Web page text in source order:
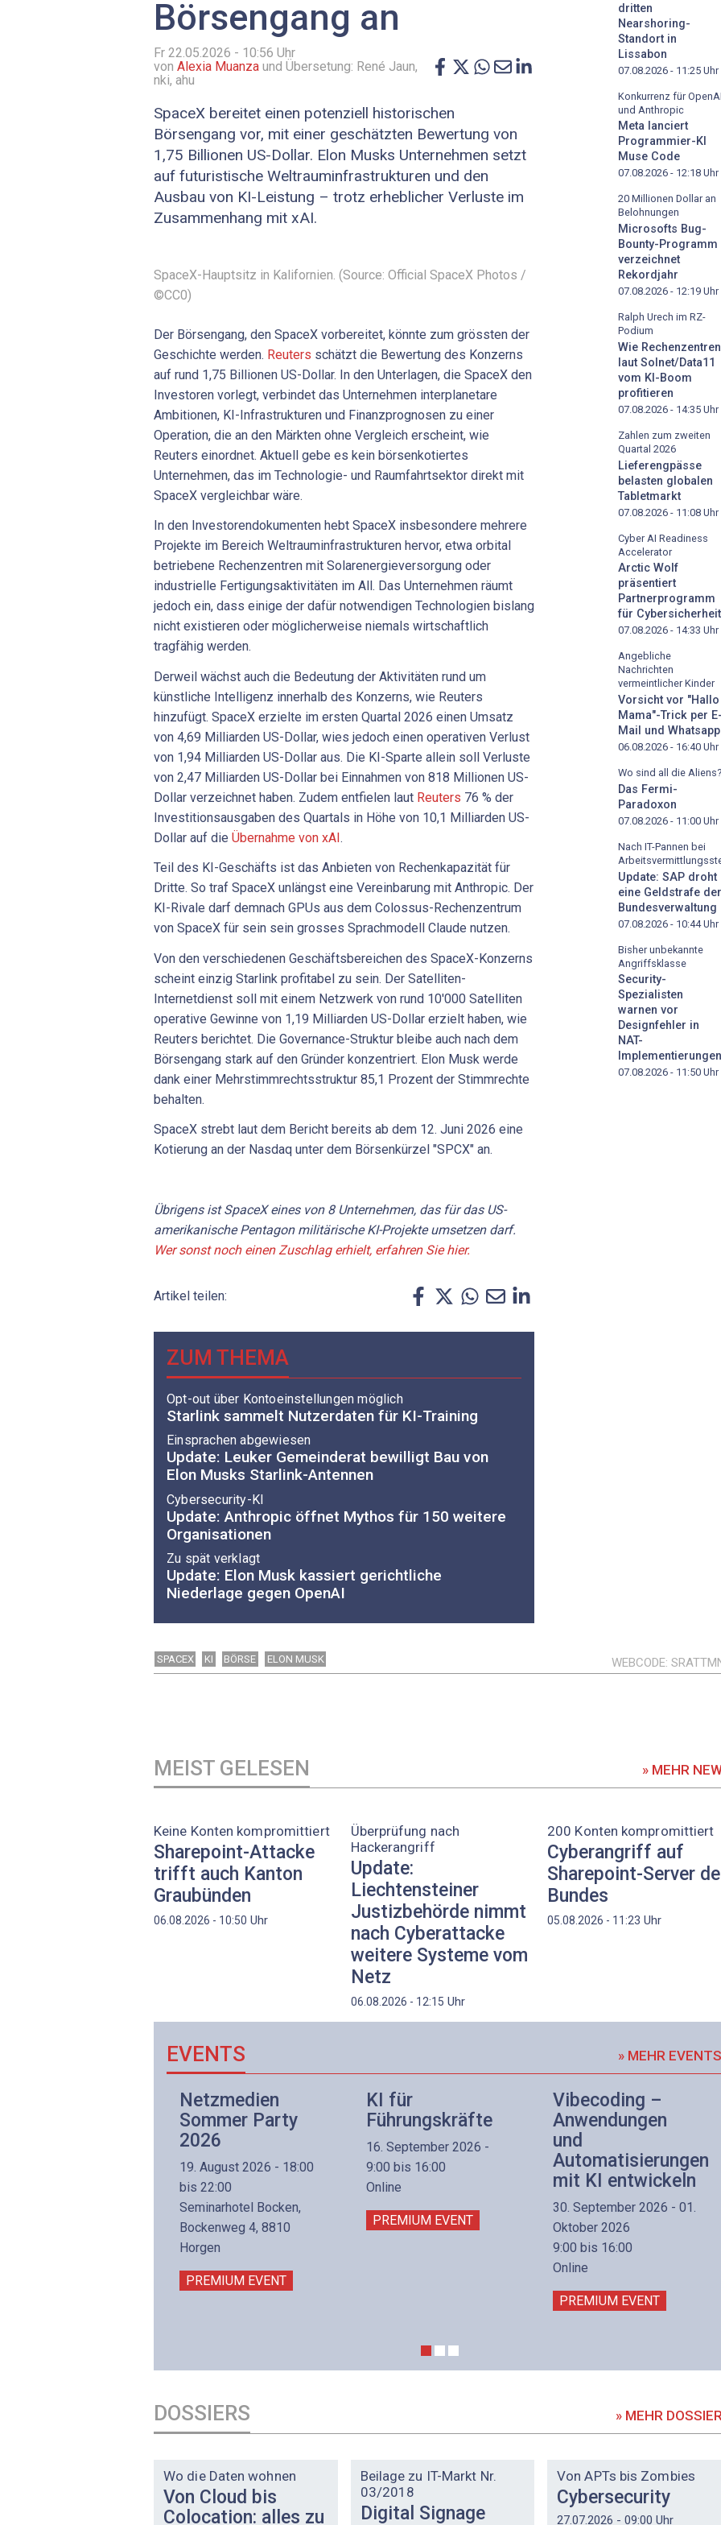
Börsengang an
Fr 22.05.2026 - 10:56 Uhr
von Alexia Muanza und Übersetung: René Jaun,
nki, ahu
SpaceX bereitet einen potenziell historischen
Börsengang vor, mit einer geschätzten Bewertung von
1,75 Billionen US-Dollar. Elon Musks Unternehmen setzt
auf futuristische Weltrauminfrastrukturen und den
Ausbau von KI-Leistung – trotz erheblicher Verluste im
Zusammenhang mit xAI.
SpaceX-Hauptsitz in Kalifornien. (Source: Official SpaceX Photos /
©CC0)
Der Börsengang, den SpaceX vorbereitet, könnte zum grössten der
Geschichte werden. Reuters schätzt die Bewertung des Konzerns
auf rund 1,75 Billionen US-Dollar. In den Unterlagen, die SpaceX den
Investoren vorlegt, verbindet das Unternehmen interplanetare
Ambitionen, KI-Infrastrukturen und Finanzprognosen zu einer
Operation, die an den Märkten ohne Vergleich erscheint, wie
Reuters einordnet. Aktuell gebe es kein börsenkotiertes
Unternehmen, das im Technologie- und Raumfahrtsektor direkt mit
SpaceX vergleichbar wäre.
In den Investorendokumenten hebt SpaceX insbesondere mehrere
Projekte im Bereich Weltrauminfrastrukturen hervor, etwa orbital
betriebene Rechenzentren mit Solarenergieversorgung oder
industrielle Fertigungsaktivitäten im All. Das Unternehmen räumt
jedoch ein, dass einige der dafür notwendigen Technologien bislang
nicht existieren oder möglicherweise niemals wirtschaftlich
tragfähig werden.
Derweil wächst auch die Bedeutung der Aktivitäten rund um
künstliche Intelligenz innerhalb des Konzerns, wie Reuters
hinzufügt. SpaceX erzielte im ersten Quartal 2026 einen Umsatz
von 4,69 Milliarden US-Dollar, wies jedoch einen operativen Verlust
von 1,94 Milliarden US-Dollar aus. Die KI-Sparte allein soll Verluste
von 2,47 Milliarden US-Dollar bei Einnahmen von 818 Millionen US-
Dollar verzeichnet haben. Zudem entfielen laut Reuters 76 % der
Investitionsausgaben des Quartals in Höhe von 10,1 Milliarden US-
Dollar auf die Übernahme von xAI.
Teil des KI-Geschäfts ist das Anbieten von Rechenkapazität für
Dritte. So traf SpaceX unlängst eine Vereinbarung mit Anthropic. Der
KI-Rivale darf demnach GPUs aus dem Colossus-Rechenzentrum
von SpaceX für sein sein grosses Sprachmodell Claude nutzen.
Von den verschiedenen Geschäftsbereichen des SpaceX-Konzerns
scheint einzig Starlink profitabel zu sein. Der Satelliten-
Internetdienst soll mit einem Netzwerk von rund 10'000 Satelliten
operative Gewinne von 1,19 Milliarden US-Dollar erzielt haben, wie
Reuters berichtet. Die Governance-Struktur bleibe auch nach dem
Börsengang stark auf den Gründer konzentriert. Elon Musk werde
dank einer Mehrstimmrechtsstruktur 85,1 Prozent der Stimmrechte
behalten.
SpaceX strebt laut dem Bericht bereits ab dem 12. Juni 2026 eine
Kotierung an der Nasdaq unter dem Börsenkürzel "SPCX" an.
Übrigens ist SpaceX eines von 8 Unternehmen, das für das US-
amerikanische Pentagon militärische KI-Projekte umsetzen darf.
Wer sonst noch einen Zuschlag erhielt, erfahren Sie hier.
Artikel teilen:
ZUM THEMA
Opt-out über Kontoeinstellungen möglich
Starlink sammelt Nutzerdaten für KI-Training
Einsprachen abgewiesen
Update: Leuker Gemeinderat bewilligt Bau von
Elon Musks Starlink-Antennen
Cybersecurity-KI
Update: Anthropic öffnet Mythos für 150 weitere
Organisationen
Zu spät verklagt
Update: Elon Musk kassiert gerichtliche
Niederlage gegen OpenAI
dritten
Nearshoring-
Standort in
Lissabon
07.08.2026 - 11:25 Uhr
Konkurrenz für OpenAI
und Anthropic
Meta lanciert
Programmier-KI
Muse Code
07.08.2026 - 12:18 Uhr
20 Millionen Dollar an
Belohnungen
Microsofts Bug-
Bounty-Programm
verzeichnet
Rekordjahr
07.08.2026 - 12:19 Uhr
Ralph Urech im RZ-
Podium
Wie Rechenzentren
laut Solnet/Data11
vom KI-Boom
profitieren
07.08.2026 - 14:35 Uhr
Zahlen zum zweiten
Quartal 2026
Lieferengpässe
belasten globalen
Tabletmarkt
07.08.2026 - 11:08 Uhr
Cyber AI Readiness
Accelerator
Arctic Wolf
präsentiert
Partnerprogramm
für Cybersicherheit
07.08.2026 - 14:33 Uhr
Angebliche
Nachrichten
vermeintlicher Kinder
Vorsicht vor "Hallo
Mama"-Trick per E-
Mail und Whatsapp
06.08.2026 - 16:40 Uhr
Wo sind all die Aliens?
Das Fermi-
Paradoxon
07.08.2026 - 11:00 Uhr
Nach IT-Pannen bei
Update: SAP droht
eine Geldstrafe der
Bundesverwaltung
07.08.2026 - 10:44Uhr
Bisher unbekannte
Angriffsklasse
Security-
Spezialisten
warnen vor
Designfehler in
NAT-
Implementierungen
07.08.2026 - 11:50 Uhr
SPACEX KI BÖRSE ELON MUSK WEBCODE
MEIST GELESEN » MEHR
Keine Konten kompromittiert
Sharepoint-Attacke
trifft auch Kanton
Graubünden
06.08.2026 - 10:50 Uhr
Überprüfung nach
Hackerangriff
Update:
Liechtensteiner
Justizbehörde nimmt
nach Cyberattacke
weitere Systeme vom
Netz
06.08.2026 - 12:15 Uhr
200 Konten kompromittiert
Cyberangriff auf
Sharepoint-Server
Bundes
05.08.2026 - 11:23 Uhr
EVENTS » MEHR EVENTS
Netzmedien
Sommer Party
2026
19. August 2026 - 18:00
bis 22:00
Seminarhotel Bocken,
Bockenweg 4, 8810
Horgen
PREMIUM EVENT
KI für
Führungskräfte
16. September 2026 -
9:00 bis 16:00
Online
PREMIUM EVENT
Vibecoding –
Anwendungen
und
Automatisierungen
mit KI entwickeln
30. September 2026 - 01.
Oktober 2026
9:00 bis 16:00
Online
PREMIUM EVENT
DOSSIERS » MEHR
Wo die Daten wohnen
Von Cloud bis
Colocation: alles zu
Beilage zu IT-Markt Nr.
03/2018
Digital Signage
Von APTs bis Zombies
Cybersecurity
27.07.2026 - 09:00 Uhr